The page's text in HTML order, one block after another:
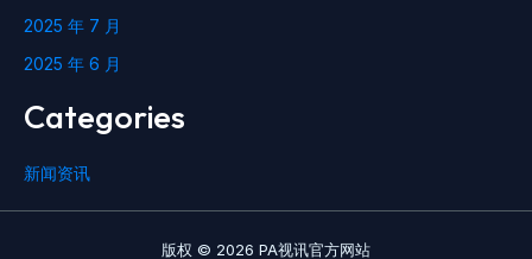
2025 年 7 月
2025 年 6 月
Categories
新闻资讯
版权 © 2026 PA视讯官方网站